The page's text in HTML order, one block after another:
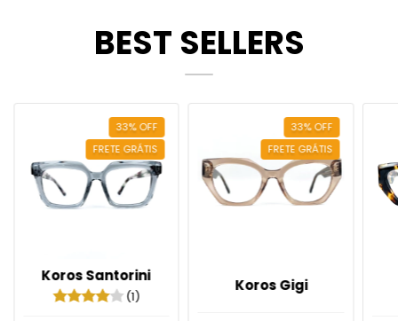
BEST SELLERS
33%OFF
FRETE GRÁTIS
Koros Santorini
(1)
33%OFF
FRETE GRÁTIS
Koros Gigi